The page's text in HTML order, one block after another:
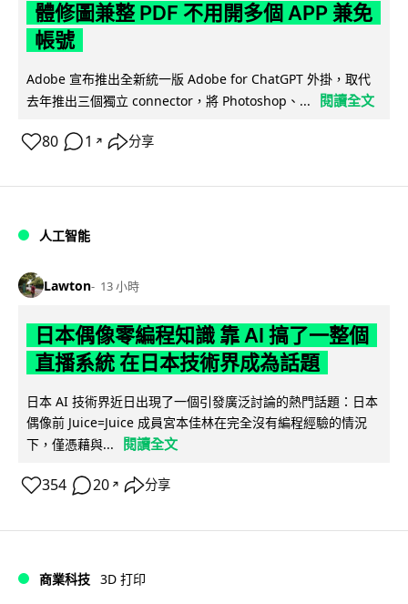
體修圖兼整 PDF 不用開多個 APP 兼免
帳號
Adobe 宣布推出全新統一版 Adobe for ChatGPT 外掛，取代
去年推出三個獨立 connector，將 Photoshop、...
閱讀全文
80 1 ↗ 分享
人工智能
Lawton 13 小時
日本偶像零編程知識 靠 AI 搞了一整個
直播系統 在日本技術界成為話題
日本 AI 技術界近日出現了一個引發廣泛討論的熱門話題：日本
偶像前 Juice=Juice 成員宮本佳林在完全沒有編程經驗的情況
下，僅憑藉與...
閱讀全文
354 20 ↗ 分享
商業科技 3D 打印